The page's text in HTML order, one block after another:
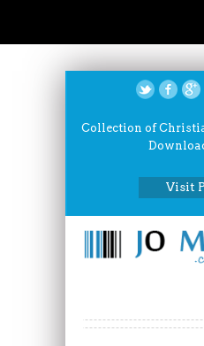
Collection of
Visit